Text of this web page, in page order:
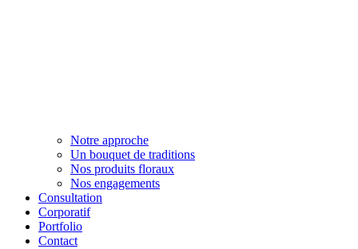
Notre approche​
Un bouquet de traditions
Nos produits floraux
Nos engagements
Consultation
Corporatif
Portfolio
Contact